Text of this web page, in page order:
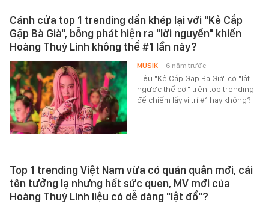
Cánh cửa top 1 trending dần khép lại với "Kẻ Cắp
Gặp Bà Già", bỗng phát hiện ra "lời nguyền" khiến
Hoàng Thuỳ Linh không thể #1 lần này?
Liệu "Kẻ Cắp Gặp Bà Già" có "lật
ngược thế cờ" trên top trending
để chiếm lấy vị trí #1 hay không?
MUSIK - 6 năm trước
Top 1 trending Việt Nam vừa có quán quân mới, cái
tên tưởng lạ nhưng hết sức quen, MV mới của
Hoàng Thuỳ Linh liệu có dễ dàng "lật đổ"?